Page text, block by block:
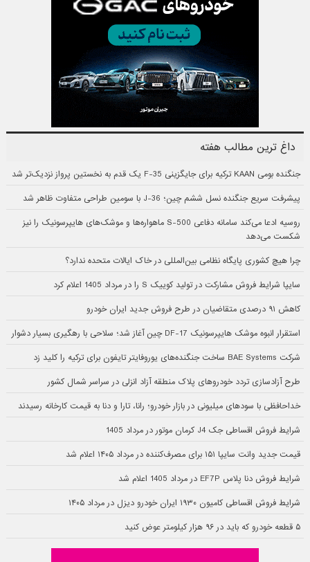
داغ ترین مطالب هفته
جنگنده بومی KAAN ترکیه برای جایگزینی F-35 یک قدم به نخستین پرواز نزدیک‌تر شد
پیشرفت سریع جنگنده نسل ششم چین؛ J-36 با سومین طراحی متفاوت ظاهر شد
روسیه ادعا می‌کند سامانه دفاعی S-500 ماهواره‌ها و موشک‌های هایپرسونیک را نیز
شکست می‌دهد
چرا هیچ کشوری پایگاه نظامی بین‌المللی در خاک ایالات متحده ندارد؟
سایپا شرایط فروش مشارکت در تولید کوییک S را در مرداد 1405 اعلام کرد
کاهش ۹۱ درصدی متقاضیان در طرح فروش جدید ایران خودرو
استقرار انبوه موشک هایپرسونیک DF-17 چین آغاز شد؛ سلاحی با رهگیری بسیار دشوار
شرکت BAE Systems ساخت جنگنده‌های یوروفایتر تایفون برای ترکیه را کلید زد
طرح آزادسازی تردد خودروهای پلاک منطقه آزاد انزلی در سراسر شمال کشور
خداحافظی با سودهای میلیونی در بازار خودرو؛ رانا، تارا و دنا به قیمت کارخانه رسیدند
شرایط فروش اقساطی جک J4 کرمان موتور در مرداد 1405
قیمت جدید وانت سایپا ۱۵۱ برای مصرف‌کننده در مرداد ۱۴۰۵ اعلام شد
شرایط فروش دنا پلاس EF7P در مرداد 1405 اعلام شد
شرایط فروش اقساطی کامیون ۱۹۳۰ ایران خودرو دیزل در مرداد ۱۴۰۵
۵ قطعه خودرو که باید در ۹۶ هزار کیلومتر عوض کنید